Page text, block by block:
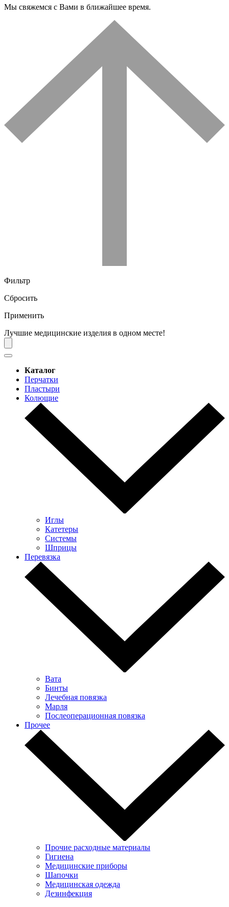
Мы свяжемся с Вами в ближайшее время.
Фильтр
Сбросить
Применить
Лучшие медицинские изделия в одном месте!
Каталог
Перчатки
Пластыри
Колющие
Иглы
Катетеры
Системы
Шприцы
Перевязка
Вата
Бинты
Лечебная повязка
Марля
Послеоперационная повязка
Прочее
Прочие расходные материалы
Гигиена
Медицинские приборы
Шапочки
Медицинская одежда
Дезинфекция